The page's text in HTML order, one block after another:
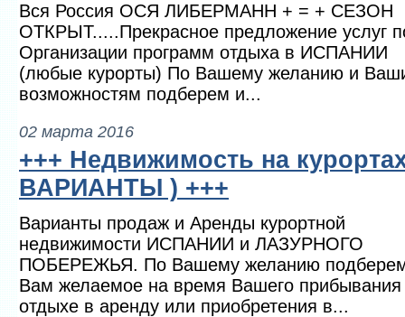
Вся Россия ОСЯ ЛИБЕРМАНН + = + СЕЗОН
ОТКРЫТ.....Прекрасное предложение услуг
Организации программ отдыха в ИСПАНИИ
(любые курорты) По Вашему желанию и
возможностям подберем и...
02 марта 2016
+++ Недвижимость на
ВАРИАНТЫ ) +++
Варианты продаж и Аренды курортной
недвижимости ИСПАНИИ и ЛАЗУРНОГО
ПОБЕРЕЖЬЯ. По Вашему желанию
Вам желаемое на время Вашего прибывания
отдыхе в аренду или приобретения в...